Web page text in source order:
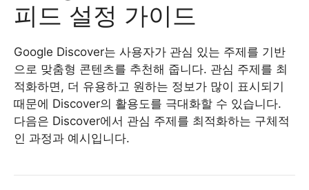
피드 설정 가이드
Google Discover는 사용자가 관심 있는 주제를 기반
으로 맞춤형 콘텐츠를 추천해 줍니다. 관심 주제를 최
적화하면, 더 유용하고 원하는 정보가 많이 표시되기
때문에 Discover의 활용도를 극대화할 수 있습니다.
다음은 Discover에서 관심 주제를 최적화하는 구체적
인 과정과 예시입니다.